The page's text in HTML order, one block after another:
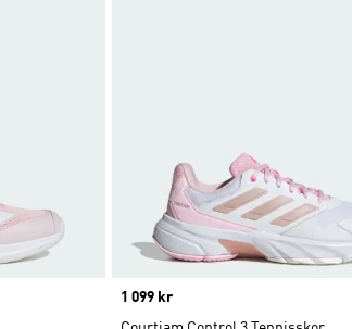
Price
1 099 kr